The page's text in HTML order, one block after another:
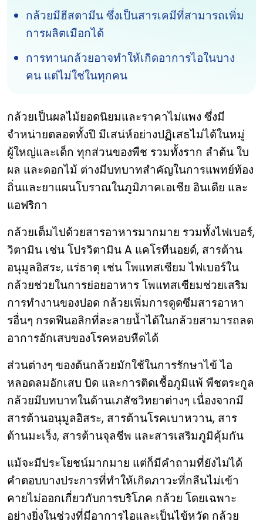
กล้วยมีฮีสตามีน ซึ่งเป็นสารเคมีที่สามารถเพิ่ม
การผลิตเมือกได้
การทานกล้วยอาจทำให้เกิดอาการไอในบาง
คน แต่ไม่ใช่ในทุกคน
กล้วยเป็นผลไม้ยอดนิยมและราคาไม่แพง ซึ่งมี
จำหน่ายตลอดทั้งปี มีเสน่ห์อย่างปฏิเสธไม่ได้ในหมู่
ผู้ใหญ่และเด็ก ทุกส่วนของพืช รวมทั้งราก ลำต้น ใบ
ผล และดอกไม้ ต่างมีบทบาทสำคัญในการแพทย์ท้อง
ถิ่นและยาแผนโบราณในภูมิภาคเอเชีย อินเดีย และ
แอฟริกา
กล้วยเต็มไปด้วยสารอาหารมากมาย รวมทั้งไฟเบอร์,
วิตามิน เช่น โปรวิตามิน A แคโรทีนอยด์, สารต้าน
อนุมูลอิสระ, แร่ธาตุ เช่น โพแทสเซียม ไฟเบอร์ใน
กล้วยช่วยในการย่อยอาหาร โพแทสเซียมช่วยเสริม
การทำงานของปอด กล้วยเพิ่มการดูดซึมสารอาหา
รอื่นๆ กรดฟีนอลิกที่ละลายน้ำได้ในกล้วยสามารถลด
อาการอักเสบของโรคหอบหืดได้
ส่วนต่างๆ ของต้นกล้วยมักใช้ในการรักษาไข้ ไอ
หลอดลมอักเสบ บิด และการติดเชื้อภูมิแพ้ พืชตระกูล
กล้วยมีบทบาทในด้านเภสัชวิทยาต่างๆ เนื่องจากมี
สารต้านอนุมูลอิสระ, สารต้านโรคเบาหวาน, สาร
ต้านมะเร็ง, สารต้านจุลชีพ และสารเสริมภูมิคุ้มกัน
แม้จะมีประโยชน์มากมาย แต่ก็มีคำถามที่ยังไม่ได้
คำตอบบางประการที่ทำให้เกิดภาวะที่กลืนไม่เข้า
คายไม่ออกเกี่ยวกับการบริโภค กล้วย โดยเฉพาะ
อย่างยิ่งในช่วงที่มีอาการไอและเป็นไข้หวัด กล้วย